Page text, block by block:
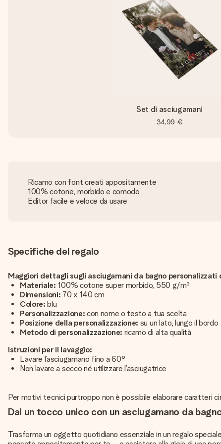
Set di asciugamani
34,99 €
Ricamo con font creati appositamente
100% cotone, morbido e comodo
Editor facile e veloce da usare
Specifiche del regalo
Maggiori dettagli sugli asciugamani da bagno personalizzati
Materiale: 100% cotone super morbido, 550 g/m²
Dimensioni: 70 x 140 cm
Colore: blu
Personalizzazione: con nome o testo a tua scelta
Posizione della personalizzazione: su un lato, lungo il bordo
Metodo di personalizzazione: ricamo di alta qualità
Istruzioni per il lavaggio:
Lavare l’asciugamano fino a 60°
Non lavare a secco né utilizzare l’asciugatrice
Per motivi tecnici purtroppo non è possibile elaborare caratteri
Dai un tocco unico con un asciugamano da
Trasforma un oggetto quotidiano essenziale in un regalo